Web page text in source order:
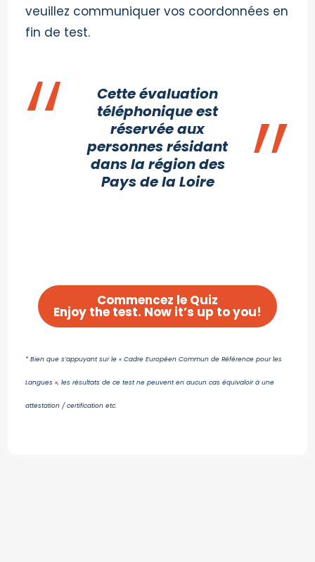
veuillez communiquer vos coordonnées en
fin de test.
Cette évaluation
téléphonique est
réservée aux
personnes résidant
dans la région des
Pays de la Loire
Commencez le Quiz
Enjoy the test. Now it’s up to you!
* Bien que s’appuyant sur le « Cadre Européen Commun de Référence pour les
Langues », les résultats de ce test ne peuvent en aucun cas équivaloir à une
attestation / certification etc.